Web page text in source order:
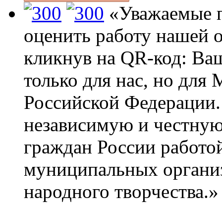
«Уважаемые
оценить работу нашей
кликнув на QR-код:
только для нас, но для
Российской
независимую и
граждан России
муниципальных
народного творчества.»